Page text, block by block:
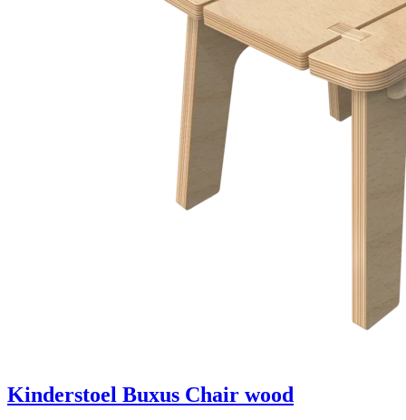
Kinderstoel Buxus Chair wood